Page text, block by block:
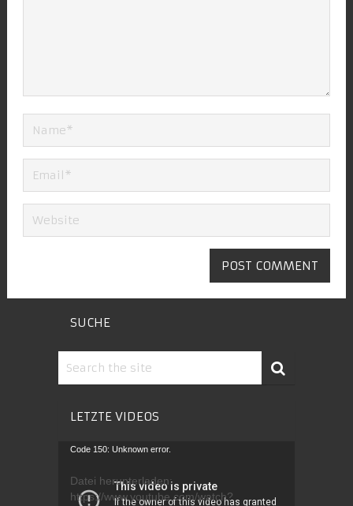
SUCHE
LETZTE VIDEOS
Video-
Code 150: Unknown error.
Datei herunterladen:
https://www.youtube.com/watch?